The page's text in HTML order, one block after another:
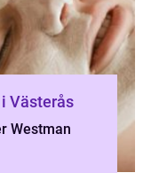
Västerås
Westman